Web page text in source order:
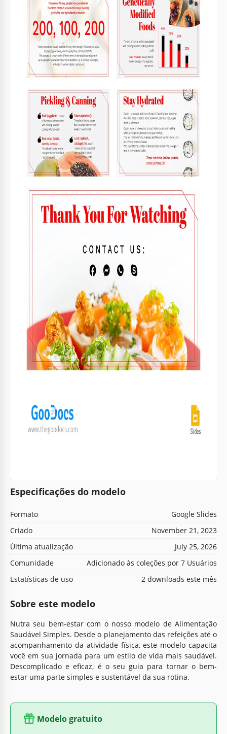
Especificações do modelo
Formato
Google Slides
Criado
November 21, 2023
Última atualização
July 25, 2026
Comunidade
Adicionado às coleções por 7 Usuários
Estatísticas de uso
2 downloads este mês
Sobre este modelo
Nutra seu bem-estar com o nosso modelo de Alimentação
Saudável Simples. Desde o planejamento das refeições até o
acompanhamento da atividade física, este modelo capacita
você em sua jornada para um estilo de vida mais saudável.
Descomplicado e eficaz, é o seu guia para tornar o bem-
estar uma parte simples e sustentável da sua rotina.
Modelo gratuito